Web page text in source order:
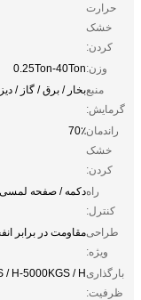
حرارت
خشک
کردن:
وزن:0.25Ton-40Ton
منبع
گرمایش:
بخار / برق / گاز /
راندمان
خشک
کردن:
70٪
راه
کنترل:
دکمه / صفحه لمسی /
طراحی
ویژه:
مقاومت در برابر
بارگذاری
ظرفیت:
/ H-5000KGS / H